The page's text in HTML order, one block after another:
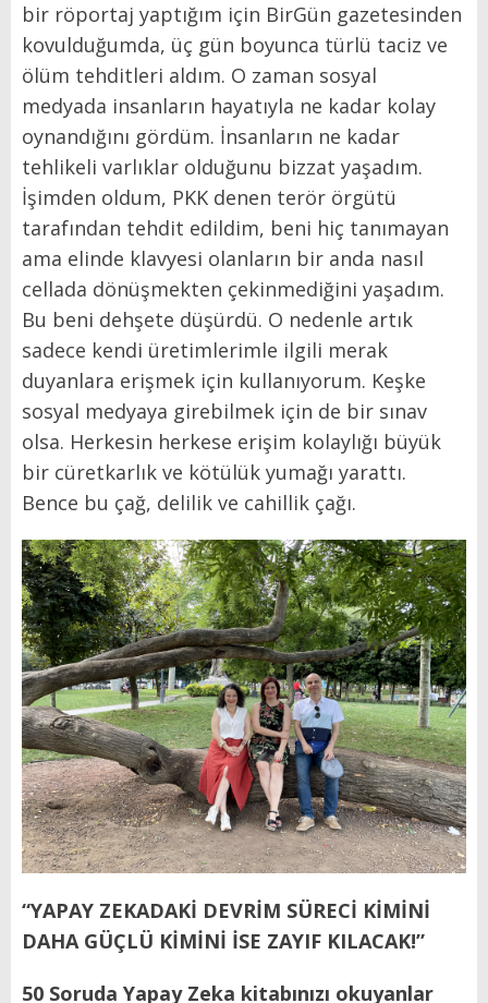
bir röportaj yaptığım için BirGün gazetesinden
kovulduğumda, üç gün boyunca türlü taciz ve
ölüm tehditleri aldım. O zaman sosyal
medyada insanların hayatıyla ne kadar kolay
oynandığını gördüm. İnsanların ne kadar
tehlikeli varlıklar olduğunu bizzat yaşadım.
İşimden oldum, PKK denen terör örgütü
tarafından tehdit edildim, beni hiç tanımayan
ama elinde klavyesi olanların bir anda nasıl
cellada dönüşmekten çekinmediğini yaşadım.
Bu beni dehşete düşürdü. O nedenle artık
sadece kendi üretimlerimle ilgili merak
duyanlara erişmek için kullanıyorum. Keşke
sosyal medyaya girebilmek için de bir sınav
olsa. Herkesin herkese erişim kolaylığı büyük
bir cüretkarlık ve kötülük yumağı yarattı.
Bence bu çağ, delilik ve cahillik çağı.
“YAPAY ZEKADAKİ DEVRİM SÜRECİ KİMİNİ
DAHA GÜÇLÜ KİMİNİ İSE ZAYIF KILACAK!”
50 Soruda Yapay Zeka kitabınızı okuyanlar